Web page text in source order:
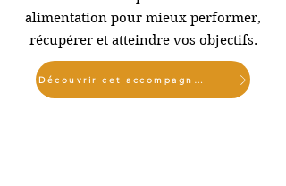
alimentation pour mieux performer,
récupérer et atteindre vos objectifs.
Découvrir cet accompagnement